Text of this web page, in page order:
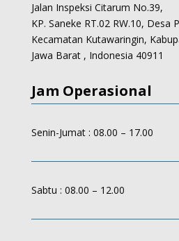
Jalan Inspeksi Citarum No.39,
KP. Saneke RT.02 RW.10, Desa
Kecamatan Kutawaringin,
Jawa Barat , Indonesia 40911
Jam Operasional
Senin-Jumat : 08.00 – 17.00
Sabtu : 08.00 – 12.00